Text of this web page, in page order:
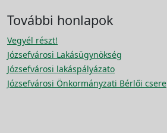
További honlapok
Vegyél részt!
Józsefvárosi Lakásügynökség
Józsefvárosi lakáspályázato
Józsefvárosi Önkormányzati Bérlői csere